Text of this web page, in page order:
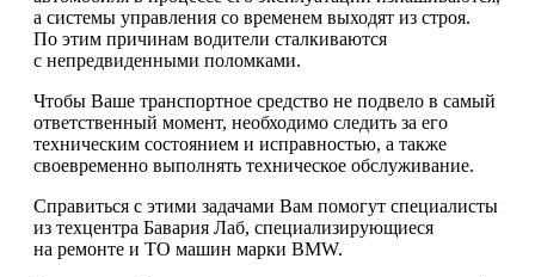
а системы управления со временем выходят из строя.
По этим причинам водители сталкиваются
с непредвиденными поломками.
Чтобы Ваше транспортное средство не подвело в самый
ответственный момент, необходимо следить за его
техническим состоянием и исправностью, а также
своевременно выполнять техническое обслуживание.
Справиться с этими задачами Вам помогут специалисты
из техцентра Бавария Лаб, специализирующиеся
на ремонте и ТО машин марки BMW.